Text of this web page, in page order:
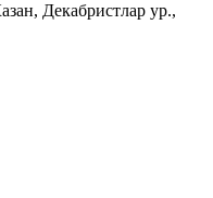
Декабристлар ур.,